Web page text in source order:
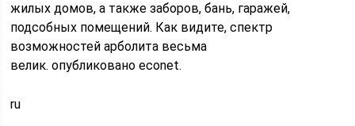
жилых домов, а также заборов, бань, гаражей,
подсобных помещений. Как видите, спектр
возможностей арболита весьма
велик. опубликовано econet.
ru